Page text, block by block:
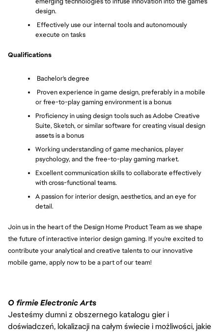
design.
Effectively use our internal tools and autonomously
execute on tasks
Qualifications
Bachelor's degree
Proven experience in game design, preferably in a mobile
or free-to-play gaming environment is a bonus
Proficiency in using design tools such as Adobe Creative
Suite, Sketch, or similar software for creating visual design
assets is a bonus
Working understanding of game mechanics, player
psychology, and the free-to-play gaming market.
Excellent communication skills to collaborate effectively
with cross-functional teams.
A passion for interior design, aesthetics, and an eye for
detail.
Join us in the heart of the Design Home Product Team as we shape
the future of interactive interior design gaming. If you're excited to
contribute your analytical and creative talents to our innovative
mobile game, apply now to be a part of our team!
O firmie Electronic Arts
Jesteśmy dumni z obszernego katalogu gier i
doświadczeń, lokalizacji na całym świecie i możliwości, jakie